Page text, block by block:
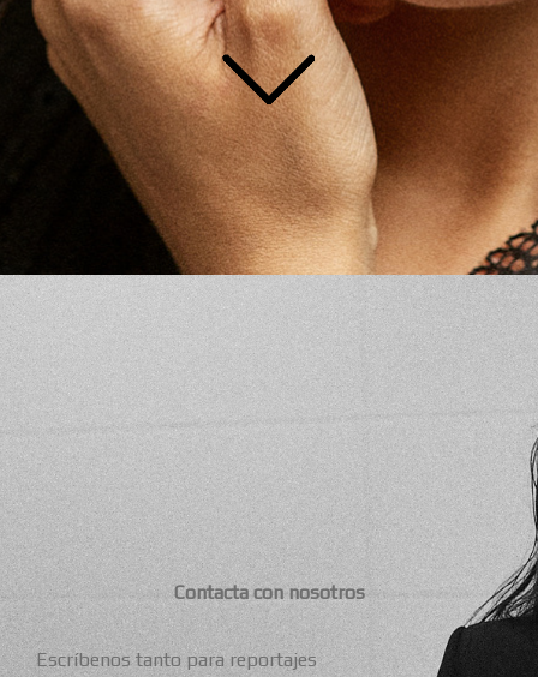
Contacta con nosotros
Escríbenos tanto para reportajes